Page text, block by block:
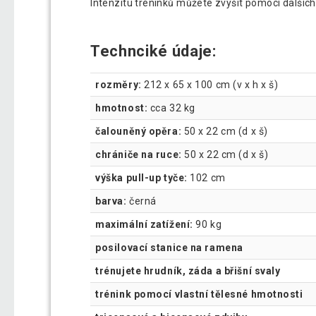
Intenzitu tréninků můžete zvýšit pomocí
Technciké údaje:
rozměry: 212 x 65 x 100 cm (v x h x š)
hmotnost: cca 32 kg
čalouněný opěra: 50 x 22 cm (d x š)
chrániče na ruce: 50 x 22 cm (d x š)
výška pull-up tyče: 102 cm
barva: černá
maximální zatížení: 90 kg
posilovací stanice na ramena
trénujete hrudník, záda a břišní svaly
trénink pomocí vlastní tělesné hmotnosti